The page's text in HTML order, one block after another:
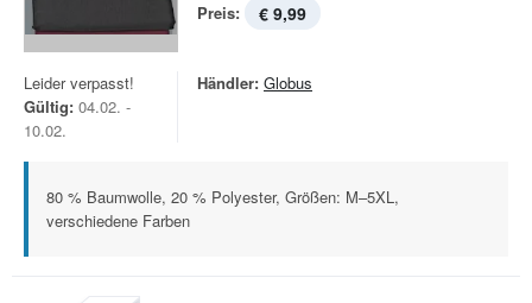
Preis: € 9,99
Leider verpasst!
Gültig: 04.02. -
10.02.
Händler: Globus
80 % Baumwolle, 20 % Polyester, Größen: M–5XL,
verschiedene Farben